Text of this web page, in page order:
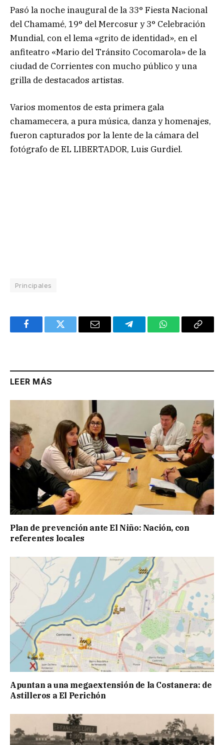
Pasó la noche inaugural de la 33° Fiesta Nacional
del Chamamé, 19° del Mercosur y 3° Celebración
Mundial, con el lema «grito de identidad», en el
anfiteatro «Mario del Tránsito Cocomarola» de la
ciudad de Corrientes con mucho público y una
grilla de destacados artistas.
Varios momentos de esta primera gala
chamamecera, a pura música, danza y homenajes,
fueron capturados por la lente de la cámara del
fotógrafo de EL LIBERTADOR, Luis Gurdiel.
Principales
FacebookTwitter Email TelegramWhatsAppCopy
LEER MÁS
Plan de prevención ante El Niño: Nación, con
referentes locales
Apuntan a una megaextensión de la Costanera: de
Astilleros a El Perichón